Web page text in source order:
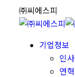
Skip㈜씨에스피
기업정보
인
연혁